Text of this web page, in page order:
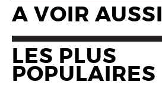
A VOIR AUSSI
LES PLUS
POPULAIRES